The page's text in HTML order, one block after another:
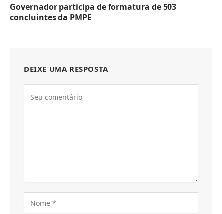
Governador participa de formatura de 503
concluintes da PMPE
DEIXE UMA RESPOSTA